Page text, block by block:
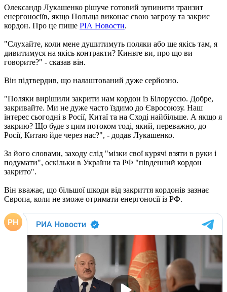
Олександр Лукашенко рішуче готовий зупинити транзит
енергоносіїв, якщо Польща виконає свою загрозу та закриє
кордон. Про це пише РІА Новости.
"Слухайте, коли мене душитимуть поляки або ще якісь там, я
дивитимуся на якісь контракти? Киньте ви, про що ви
говорите?" - сказав він.
Він підтвердив, що налаштований дуже серйозно.
"Поляки вирішили закрити нам кордон із Білоруссю. Добре,
закривайте. Ми не дуже часто їздимо до Євросоюзу. Наш
інтерес сьогодні в Росії, Китаї та на Сході найбільше. А якщо я
закрию? Що буде з цим потоком тоді, який, переважно, до
Росії, Китаю йде через нас?", - додав Лукашенко.
За його словами, заходу слід "мізки свої курячі взяти в руки і
подумати", оскільки в України та РФ "південний кордон
закрито".
Він вважає, що більшої шкоди від закриття кордонів зазнає
Європа, коли не зможе отримати енергоносії із РФ.